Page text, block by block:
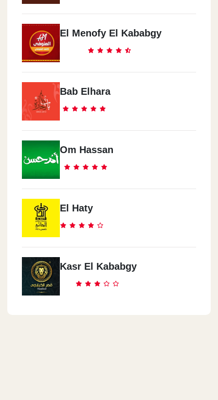
Tikka Chicken - El Hegaz
Tikka Chicken - Abd El Hamed
Tikka Chicken - El Mansoura
40 El Gomhoureya St. El Mansoura, El Dakahleya
Tikka Chicken - Damietta
Corniche El Nil St. Damietta, Damietta
Tikka Chicken - Alexandria
El Guish Rd. Bahary, Alexandria
Tikka Chicken - Alex - Semoha
14th Of May Rd., Floor 1 Semouha, Alexandria
Tikka Chicken - Alex - Loran
El Menofy El Kababgy
Bab Elhara
Om Hassan
El Haty
Kasr El Kababgy